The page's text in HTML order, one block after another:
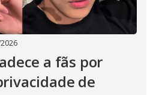
a fãs por
de